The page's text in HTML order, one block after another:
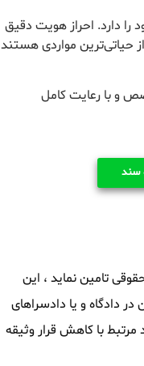
دارد. احراز هویت دقیق
حیاتی‌ترین مواردی هستند
و با رعایت کامل
سند
تامین نماید ، این
تومان را درکمترین زمان ممکن در دادگاه و یا دادسراهای
با کاهش قرار وثیقه